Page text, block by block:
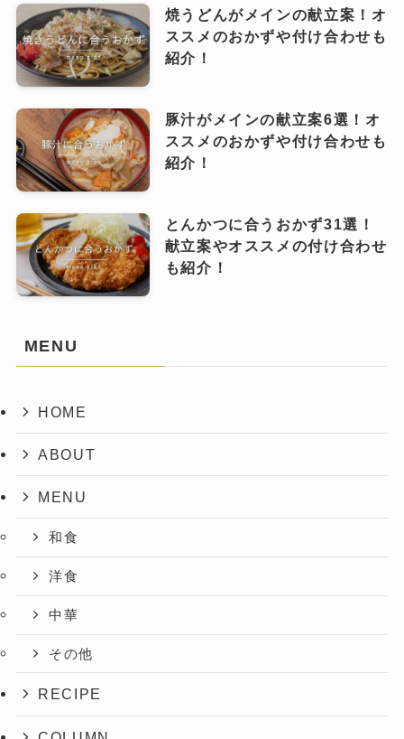
焼うどんがメインの献立案！オ
ススメのおかずや付け合わせも
紹介！
豚汁がメインの献立案6選！オ
ススメのおかずや付け合わせも
紹介！
とんかつに合うおかず31選！
献立案やオススメの付け合わせ
も紹介！
MENU
HOME
ABOUT
MENU
和食
洋食
中華
その他
RECIPE